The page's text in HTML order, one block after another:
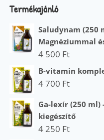
Termékajánló
Saludynam (250
Magnéziummal
4 500 Ft
B-vitamin
4 700 Ft
Ga-lexír (250 ml)
kiegészítő
4 250 Ft